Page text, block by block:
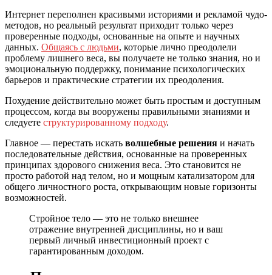
Интернет переполнен красивыми историями и рекламой чудо-
методов, но реальный результат приходит только через
проверенные подходы, основанные на опыте и научных
данных. Общаясь с людьми, которые лично преодолели
проблему лишнего веса, вы получаете не только знания, но и
эмоциональную поддержку, понимание психологических
барьеров и практические стратегии их преодоления.
Похудение действительно может быть простым и доступным
процессом, когда вы вооружены правильными знаниями и
следуете структурированному подходу.
Главное — перестать искать волшебные решения и начать
последовательные действия, основанные на проверенных
принципах здорового снижения веса. Это становится не
просто работой над телом, но и мощным катализатором для
общего личностного роста, открывающим новые горизонты
возможностей.
Стройное тело — это не только внешнее
отражение внутренней дисциплины, но и ваш
первый личный инвестиционный проект с
гарантированным доходом.